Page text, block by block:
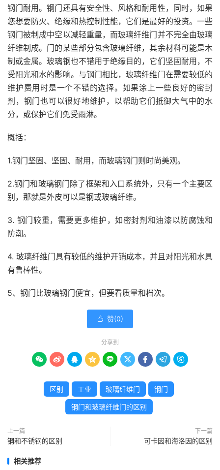
钢门耐用。钢门还具有安全性、风格和耐用性，同时，如果
您想要防火、绝缘和热控制性能，它们是最好的投资。一些
钢门被制成中空以减轻重量，而玻璃纤维门并不完全由玻璃
纤维制成。门的某些部分包含玻璃纤维，其余材料可能是木
制或金属。玻璃钢也不错用于绝缘目的，它们坚固耐用，不
受阳光和水的影响。与钢门相比，玻璃纤维门在需要较低的
维护费用时是一个不错的选择。如果涂上一些良好的密封
剂，钢门也可以很好地维护，以帮助它们抵御大气中的水
分，或保护它们免受雨淋。
概括：
1.钢门坚固、坚固、耐用，而玻璃钢门则时尚美观。
2.钢门和玻璃钢门除了框架和入口系统外，只有一个主要区
别，那就是外皮可以是钢或玻璃纤维。
3. 钢门较重，需要更多维护，如密封剂和油漆以防腐蚀和
防潮。
4. 玻璃纤维门具有较低的维护开销成本，并且对阳光和水具
有鲁棒性。
5、钢门比玻璃钢门便宜，但要看质量和档次。
 赞(0)
分享到
        
区别 工业 玻璃纤维门 钢门
钢门和玻璃纤维门的区别
上一篇
钢和不锈钢的区别
下一篇
可卡因和海洛因的区别
相关推荐